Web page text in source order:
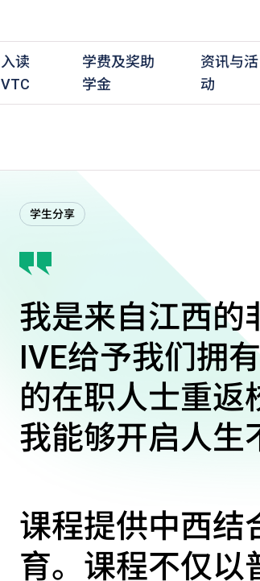
职前培训课程
全日制中六或以上
全日制中三或以上
日间兼读制
入读
VTC
职前培训
全日制中六或以上
全日制中三或以上
日间兼读制
学费及奖助
学金
学费及资助
全日制中六或以上
全日制中三或以上
资讯与活
动
入学资讯
最新动态
学生分享
我是来自江西的
IVE给予我们拥
的在职人士重返
我能够开启人生
课程提供中西结
育。课程不仅以